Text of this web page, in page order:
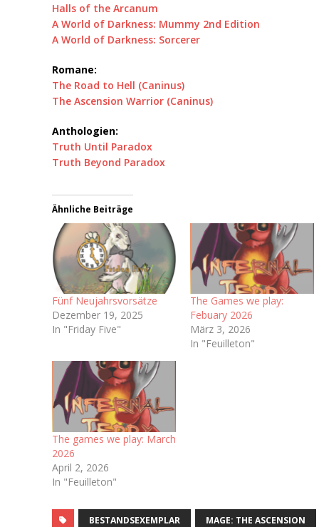
Halls of the Arcanum
A World of Darkness: Mummy 2nd Edition
A World of Darkness: Sorcerer
Romane:
The Road to Hell (Caninus)
The Ascension Warrior (Caninus)
Anthologien:
Truth Until Paradox
Truth Beyond Paradox
Ähnliche Beiträge
Fünf Neujahrsvorsätze
Dezember 19, 2025
In "Friday Five"
The Games we play:
Febuary 2026
März 3, 2026
In "Feuilleton"
The games we play: March
2026
April 2, 2026
In "Feuilleton"
BESTANDSEXEMPLAR MAGE: THE ASCENSION